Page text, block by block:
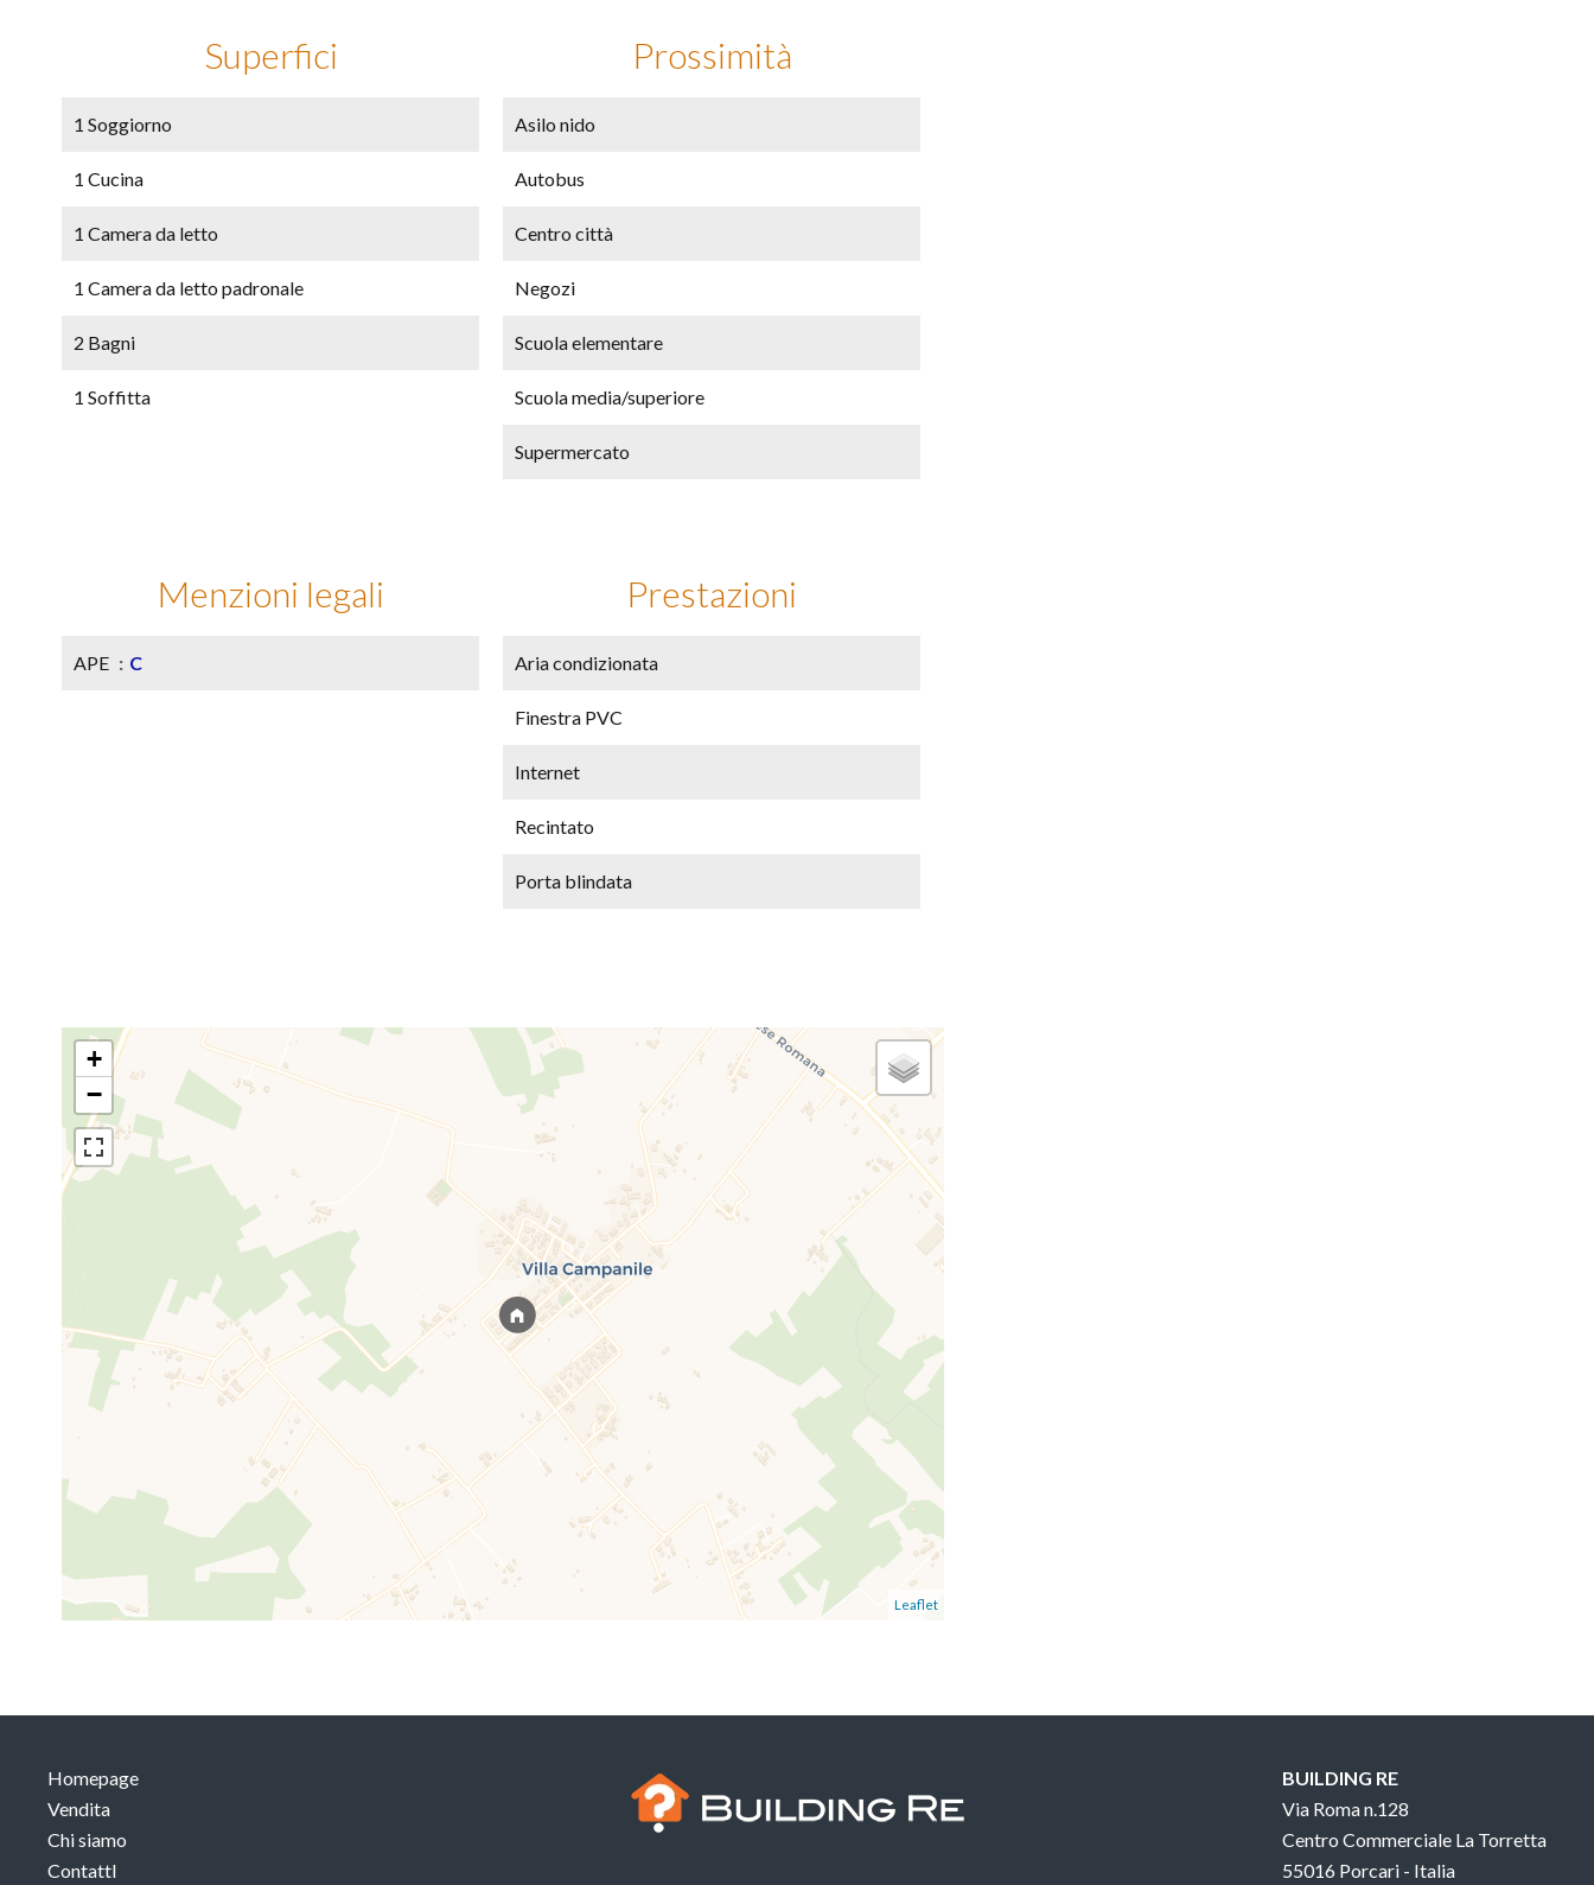
Superfici
1 Soggiorno
1 Cucina
1 Camera da letto
1 Camera da letto padronale
2 Bagni
1 Soffitta
Prossimità
Asilo nido
Autobus
Centro città
Negozi
Scuola elementare
Scuola media/superiore
Supermercato
Menzioni legali
APE C
Prestazioni
Aria condizionata
Finestra PVC
Internet
Recintato
Porta blindata
+
−
Leaflet
Homepage
Vendita
Chi siamo
ContattI
BUILDING RE
Via Roma n.128
Centro Commerciale La Torretta
55016 Porcari - Italia